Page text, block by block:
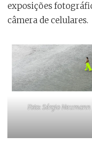
exposições
câmera de celulares.
Foto: Sérgio Neumann